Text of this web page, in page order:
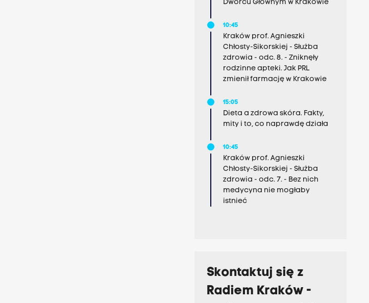
Dworcu Głównym w Krakowie
10:45
Kraków prof. Agnieszki
Chłosty-Sikorskiej - Służba
zdrowia - odc. 8. - Zniknęły
rodzinne apteki. Jak PRL
zmienił farmację w Krakowie
15:05
Dieta a zdrowa skóra. Fakty,
mity i to, co naprawdę działa
10:45
Kraków prof. Agnieszki
Chłosty-Sikorskiej - Służba
zdrowia - odc. 7. - Bez nich
medycyna nie mogłaby
istnieć
Skontaktuj się z
Radiem Kraków -